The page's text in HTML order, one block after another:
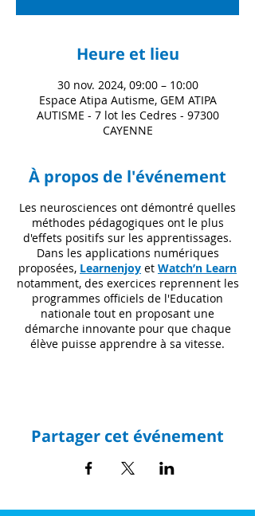
Heure et lieu
30 nov. 2024, 09:00 – 10:00
Espace Atipa Autisme, GEM ATIPA
AUTISME - 7 lot les Cedres - 97300
CAYENNE
À propos de l'événement
Les neurosciences ont démontré quelles
méthodes pédagogiques ont le plus
d'effets positifs sur les apprentissages.
Dans les applications numériques
proposées, Learnenjoy et Watch’n Learn
notamment, des exercices reprennent les
programmes officiels de l'Education
nationale tout en proposant une
démarche innovante pour que chaque
élève puisse apprendre à sa vitesse.
Des clés pour développer la motivation,
les connaissances et les compétences
des enfants avec TSA/TND.
potentiel, en utilisant le meilleur de la
Partager cet événement